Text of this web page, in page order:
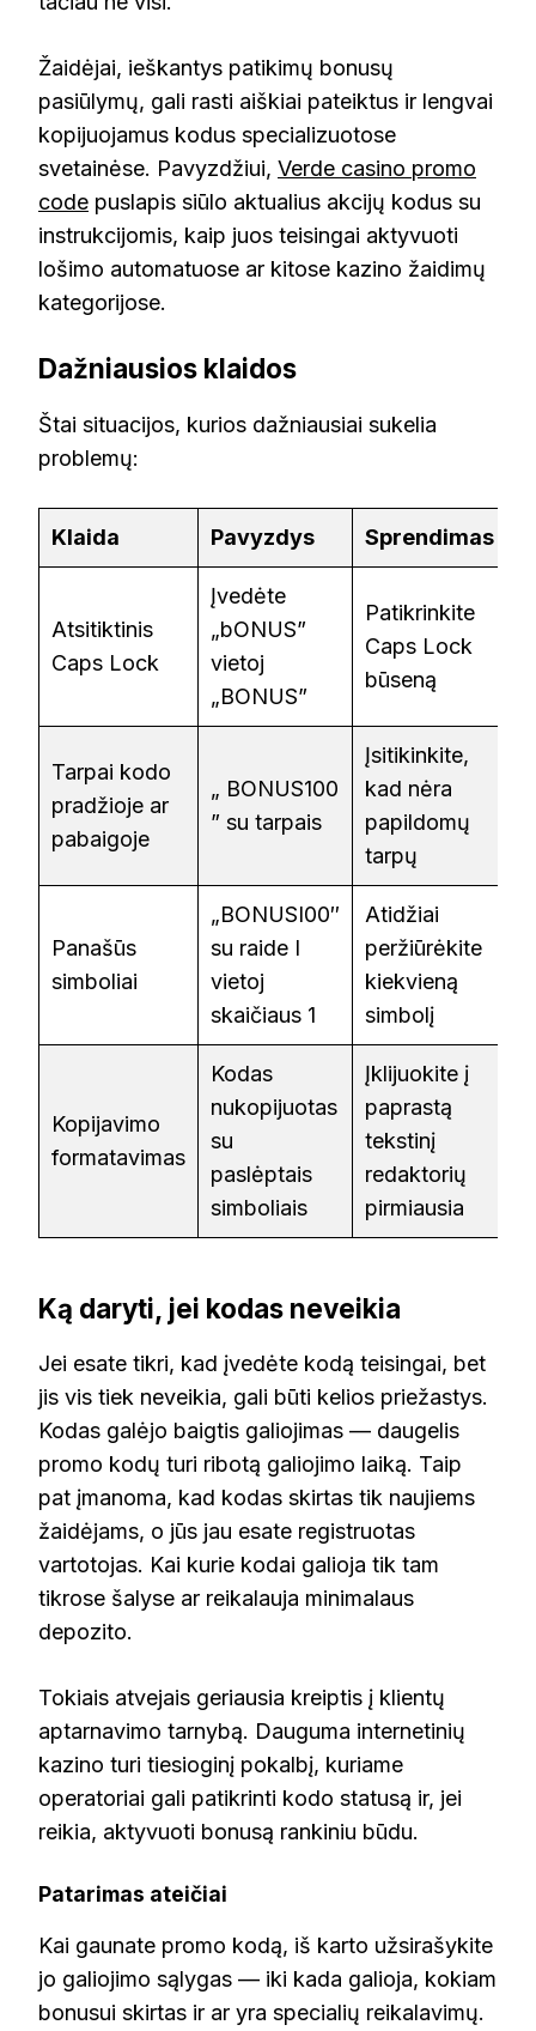
Žaidėjai, ieškantys patikimų bonusų
pasiūlymų, gali rasti aiškiai pateiktus ir lengvai
kopijuojamus kodus specializuotose
svetainėse. Pavyzdžiui, Verde casino promo
code puslapis siūlo aktualius akcijų kodus su
instrukcijomis, kaip juos teisingai aktyvuoti
lošimo automatuose ar kitose kazino žaidimų
kategorijose.
Dažniausios klaidos
Štai situacijos, kurios dažniausiai sukelia
problemų:
Klaida Pavyzdys Sprendimas
Atsitiktinis
Caps Lock
Įvedėte
„bONUS”
vietoj
„BONUS”
Patikrinkite
Caps Lock
būseną
Tarpai kodo
pradžioje ar
pabaigoje
„ BONUS100
” su tarpais
Įsitikinkite,
kad nėra
papildomų
tarpų
Panašūs
simboliai
„BONUSI00″
su raide I
vietoj
skaičiaus 1
Atidžiai
peržiūrėkite
kiekvieną
simbolį
Kopijavimo
formatavimas
Kodas
nukopijuotas
su
paslėptais
simboliais
Įklijuokite į
paprastą
tekstinį
redaktorių
pirmiausia
Ką daryti, jei kodas neveikia
Jei esate tikri, kad įvedėte kodą teisingai, bet
jis vis tiek neveikia, gali būti kelios priežastys.
Kodas galėjo baigtis galiojimas — daugelis
promo kodų turi ribotą galiojimo laiką. Taip
pat įmanoma, kad kodas skirtas tik naujiems
žaidėjams, o jūs jau esate registruotas
vartotojas. Kai kurie kodai galioja tik tam
tikrose šalyse ar reikalauja minimalaus
depozito.
Tokiais atvejais geriausia kreiptis į klientų
aptarnavimo tarnybą. Dauguma internetinių
kazino turi tiesioginį pokalbį, kuriame
operatoriai gali patikrinti kodo statusą ir, jei
reikia, aktyvuoti bonusą rankiniu būdu.
Patarimas ateičiai
Kai gaunate promo kodą, iš karto užsirašykite
jo galiojimo sąlygas — iki kada galioja, kokiam
bonusui skirtas ir ar yra specialių reikalavimų.